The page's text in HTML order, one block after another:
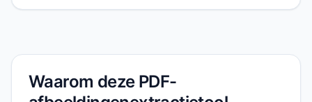
Waarom deze PDF-